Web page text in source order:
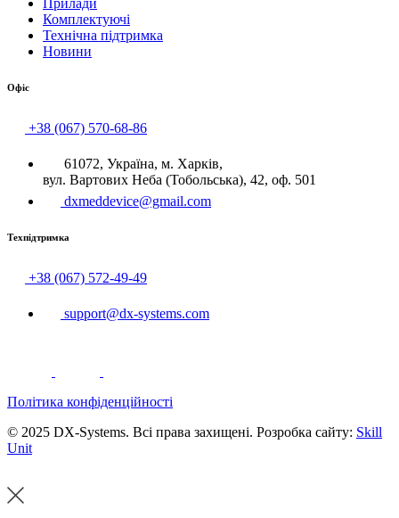
Прилади
Комплектуючі
Технічна підтримка
Новини
Офіс
+38 (067) 570-68-86
61072, Україна, м. Харків,
вул. Вартових Неба (Тобольська), 42, оф. 501
dxmeddevice@gmail.com
Техпідтримка
+38 (067) 572-49-49
support@dx-systems.com
Політика конфіденційності
© 2025 DX-Systems. Всі права захищені. Розробка сайту: Skill
Unit